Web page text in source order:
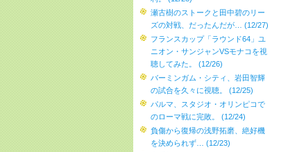
瀬古樹のストークと田中碧のリー
ズの対戦、だったんだが… (12/27)
フランスカップ「ラウンド64」ユ
ニオン・サンジャンVSモナコを視
聴してみた。 (12/26)
バーミンガム・シティ、岩田智輝
の試合を久々に視聴。 (12/25)
パルマ、スタジオ・オリンピコで
のローマ戦に完敗。 (12/24)
負傷から復帰の浅野拓磨、絶好機
を決められず… (12/23)